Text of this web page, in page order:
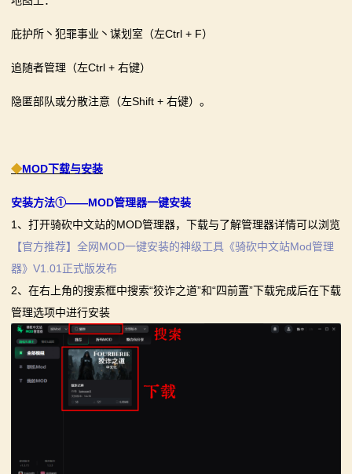
庇护所丶犯罪事业丶谋划室（左Ctrl + F）
追随者管理（左Ctrl + 右键）
隐匿部队或分散注意（左Shift + 右键）。
◆MOD下载与安装
安装方法①——MOD管理器一键安装
1、打开骑砍中文站的MOD管理器，下载与了解管理器详情可以浏览
【官方推荐】全网MOD一键安装的神级工具《骑砍中文站Mod管理
器》V1.01正式版发布
2、在右上角的搜索框中搜索“狡诈之道”和“四前置”下载完成后在下载
管理选项中进行安装